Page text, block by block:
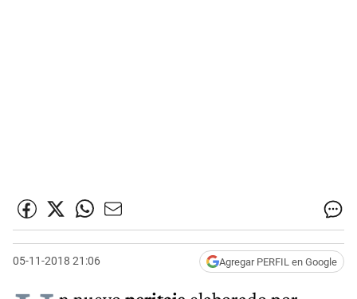
05-11-2018 21:06 Agregar PERFIL en Google